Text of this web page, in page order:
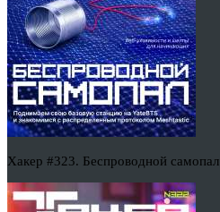
Хакер #323. Беспроводной самопал